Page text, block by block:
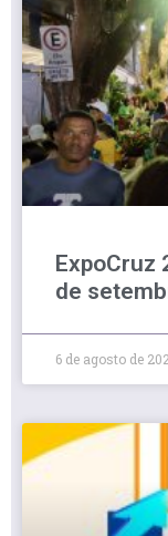
ExpoCruz
de
6 de agosto de